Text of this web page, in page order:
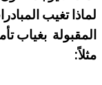
لماذا تغيب
المقبولة بغياب
مثلاً: